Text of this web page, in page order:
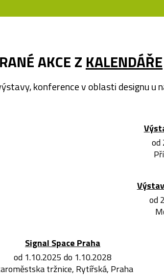
AKCE Z KALENDÁŘE
konference v oblasti designu u
od
od
Signal Space Praha
od 1.10.2025 do 1.10.2028
tržnice, Rytířská, Praha